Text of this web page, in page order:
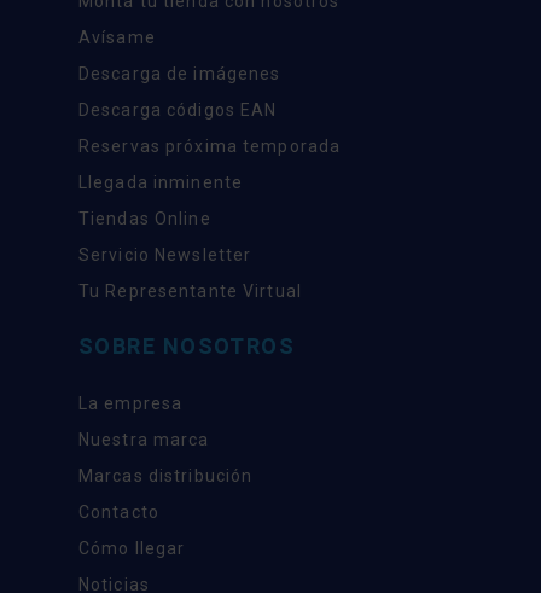
Avísame
Descarga de imágenes
Descarga códigos EAN
Reservas próxima temporada
Llegada inminente
Tiendas Online
Servicio Newsletter
Tu Representante Virtual
SOBRE NOSOTROS
La empresa
Nuestra marca
Marcas distribución
Contacto
Cómo llegar
Noticias